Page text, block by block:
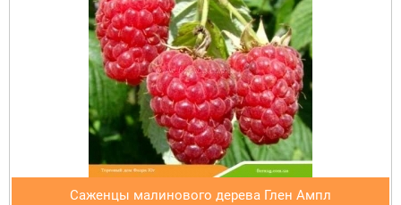
Саженцы малинового дерева Глен Ампл